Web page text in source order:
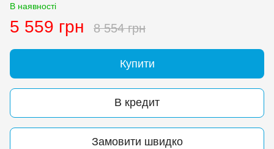
В наявності
5 559 грн 8 554 грн
Купити
В кредит
Замовити швидко